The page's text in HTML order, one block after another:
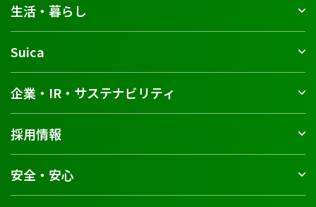
生活・暮らし
Suica
企業・IR・サステナビリティ
採用情報
安全・安心